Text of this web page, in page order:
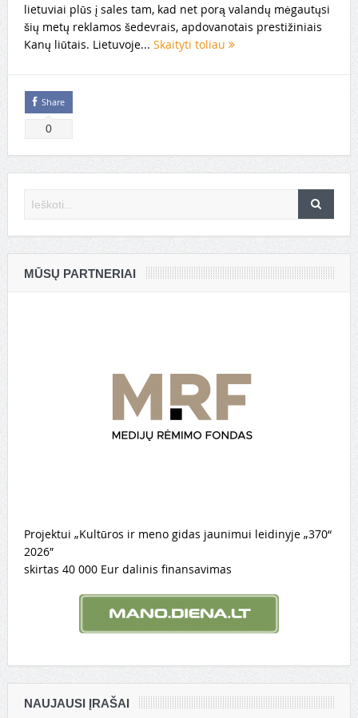
lietuviai plūs į sales tam, kad net porą valandų mėgautųsi
šių metų reklamos šedevrais, apdovanotais prestižiniais
Kanų liūtais. Lietuvoje... Skaityti toliau
Share
0
MŪSŲ PARTNERIAI
Projektui „Kultūros ir meno gidas jaunimui leidinyje „370“
2026″
skirtas 40 000 Eur dalinis finansavimas
NAUJAUSI ĮRAŠAI